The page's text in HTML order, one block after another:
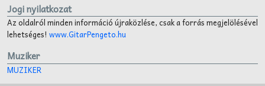
Jogi nyilatkozat
Az oldalról minden információ újraközlése, csak a forrás megjelölésével
lehetséges! www.GitarPengeto.hu
Muziker
MUZIKER